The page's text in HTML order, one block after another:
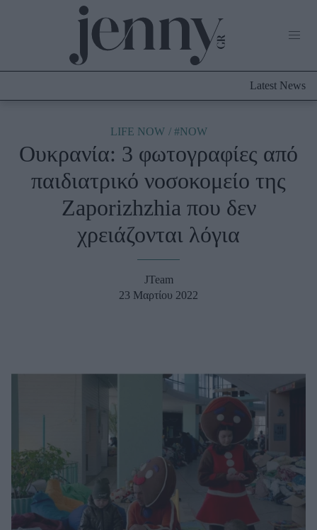
Culture
Fashion
Shopping
Styling Tips
Ψυχολογία
Σχέσεις & Σεξ
Fitness
Woman Power
Latest News
LIFE NOW #NOW
Ουκρανία: 3 φωτογραφίες από
παιδιατρικό νοσοκομείο της
Zaporizhzhia που δεν
χρειάζονται λόγια
JTeam
23 Μαρτίου 2022